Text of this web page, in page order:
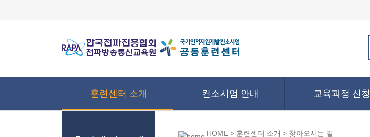
훈련센터 소개 컨소시엄 안내 교육과정 신청
HOME > 훈련센터 소개 > 찾아오시는 길